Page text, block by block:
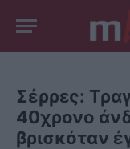
Σέρρες:
40χρονο
βρισκόταν